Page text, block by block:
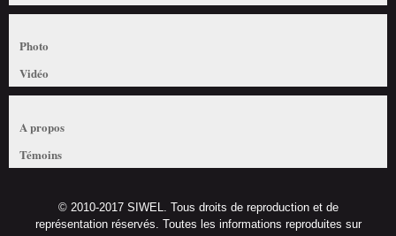
Photo
Vidéo
A propos
Témoins
© 2010-2017 SIWEL. Tous droits de reproduction et de
représentation réservés. Toutes les informations reproduites sur